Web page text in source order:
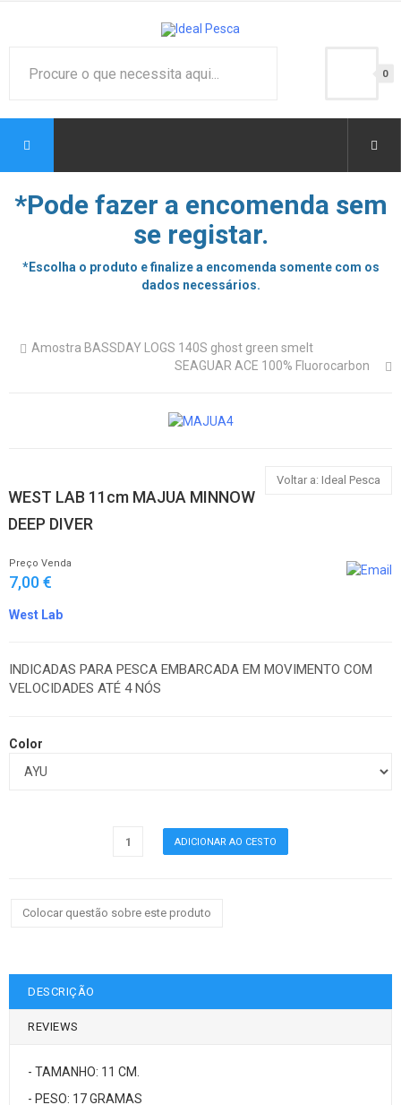
0
*Pode fazer a encomenda sem
se registar.
*Escolha o produto e finalize a encomenda somente com os
dados necessários.
Amostra BASSDAY LOGS 140S ghost green smelt
SEAGUAR ACE 100% Fluorocarbon
Voltar a: Ideal Pesca
WEST LAB 11cm MAJUA MINNOW
DEEP DIVER
Preço Venda
7,00 €
West Lab
INDICADAS PARA PESCA EMBARCADA EM MOVIMENTO COM
VELOCIDADES ATÉ 4 NÓS
Color
Colocar questão sobre este produto
DESCRIÇÃO
REVIEWS
- TAMANHO: 11 CM.
- PESO: 17 GRAMAS